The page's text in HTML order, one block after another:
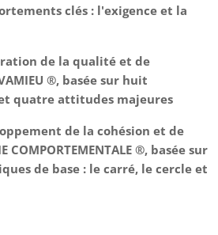
clés : l'exigence et la
de la qualité et de
®, basée sur huit
quatre attitudes majeures
de la cohésion et de
COMPORTEMENTALE ®, basée sur
de base : le carré, le cercle et